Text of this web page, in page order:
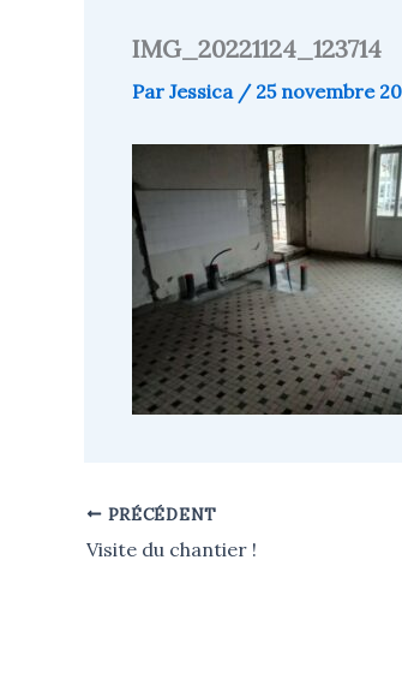
IMG_20221124_123714
Par Jessica / 25 novembre
PRÉCÉDENT
Visite du chantier !